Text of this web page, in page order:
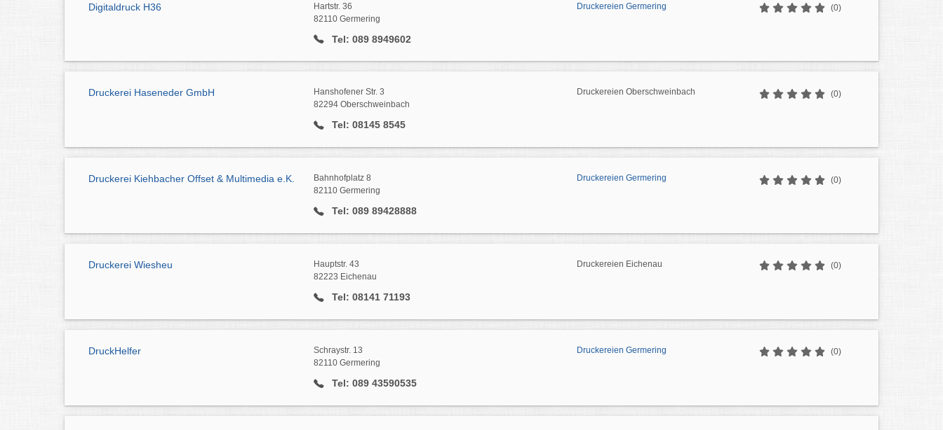
Digitaldruck H36
Hartstr. 36
82110 Germering
Tel: 089 8949602
Druckereien Germering (0)
Druckerei Haseneder GmbH
Hanshofener Str. 3
82294 Oberschweinbach
Tel: 08145 8545
Druckereien Oberschweinbach (0)
Druckerei Kiehbacher Offset & Multimedia e.K.
Bahnhofplatz 8
82110 Germering
Tel: 089 89428888
Druckereien Germering (0)
Druckerei Wiesheu
Hauptstr. 43
82223 Eichenau
Tel: 08141 71193
Druckereien Eichenau (0)
DruckHelfer
Schraystr. 13
82110 Germering
Tel: 089 43590535
Druckereien Germering (0)